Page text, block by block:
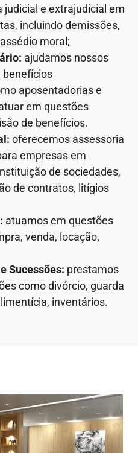
judicial e extrajudicial em
incluindo demissões,
moral;
ajudamos nossos
benefícios
aposentadorias e
em questões
de benefícios.
oferecemos assessoria
empresas em
de sociedades,
de contratos, litígios
atuamos em questões
venda, locação,
Sucessões: prestamos
como divórcio, guarda
inventários.